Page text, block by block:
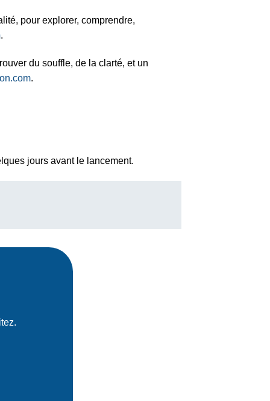
pour explorer, comprendre,
.
du souffle, de la clarté, et un
.
jours avant le lancement.